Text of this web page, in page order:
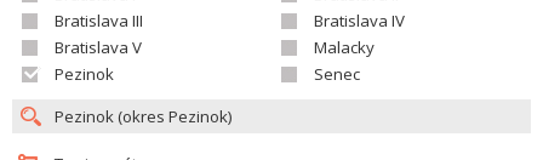
Bratislava III
Bratislava IV
Bratislava V
Malacky
Pezinok
Senec